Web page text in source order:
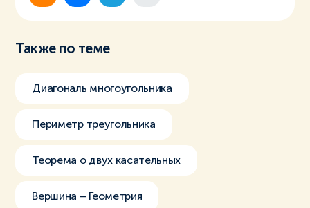
Также по теме
Диагональ многоугольника
Периметр треугольника
Теорема о двух касательных
Вершина – Геометрия